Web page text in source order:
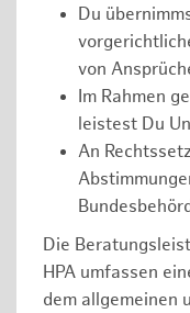
Du
von
Im Rahmen
leistest Du
An
Die
HPA umfassen
dem allgemeinen